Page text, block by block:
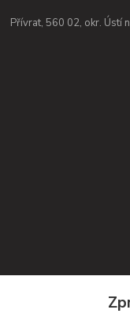
Přívrat, 560 02, okr. Ústí